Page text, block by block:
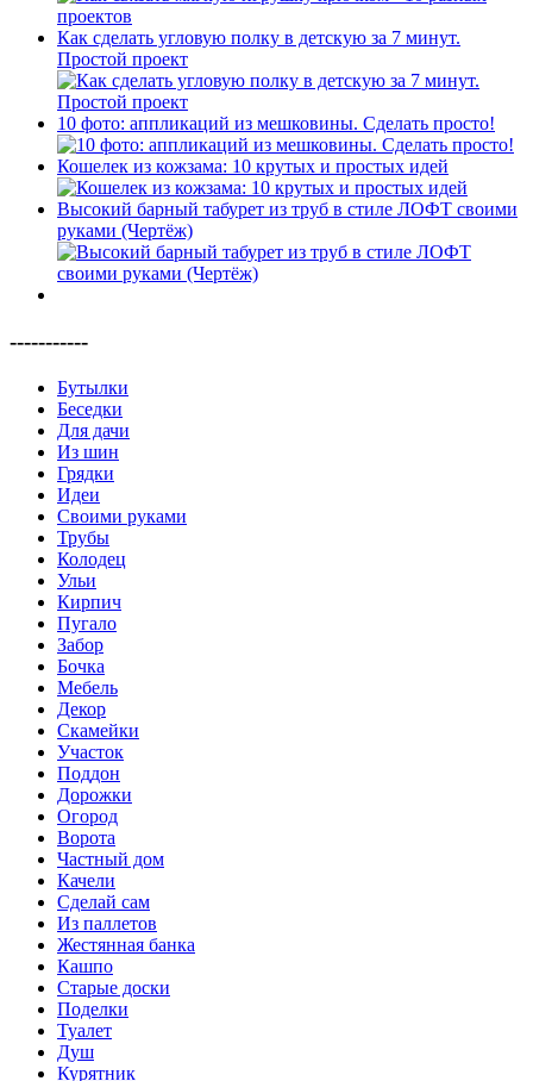
Как сделать угловую полку в детскую за 7 минут.
Простой проект
10 фото: аппликаций из мешковины. Сделать просто!
Кошелек из кожзама: 10 крутых и простых идей
Высокий барный табурет из труб в стиле ЛОФТ своими
руками (Чертёж)
-----------
Бутылки
Беседки
Для дачи
Из шин
Грядки
Идеи
Своими руками
Трубы
Колодец
Ульи
Кирпич
Пугало
Забор
Бочка
Мебель
Декор
Скамейки
Участок
Поддон
Дорожки
Огород
Ворота
Частный дом
Качели
Сделай сам
Из паллетов
Жестянная банка
Кашпо
Старые доски
Поделки
Туалет
Душ
Курятник